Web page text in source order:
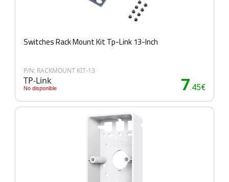
Switches Rack Mount Kit Tp-Link 13-Inch
P/N: RACKMOUNT KIT-13
TP-Link
No disponible 7.45€